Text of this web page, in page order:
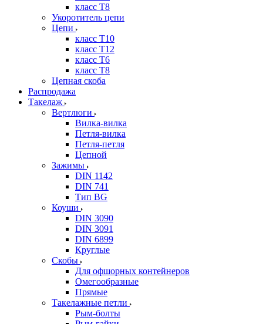
класс Т8
Укоротитель цепи
Цепи
класс Т10
класс Т12
класс Т6
класс Т8
Цепная скоба
Распродажа
Такелаж
Вертлюги
Вилка-вилка
Петля-вилка
Петля-петля
Цепной
Зажимы
DIN 1142
DIN 741
Тип BG
Коуши
DIN 3090
DIN 3091
DIN 6899
Круглые
Скобы
Для офшорных контейнеров
Омегообразные
Прямые
Такелажные петли
Рым-болты